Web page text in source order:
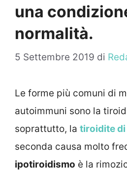
una
normalità.
5 Settembre 2019 di
Le forme più comuni di
autoimmuni sono la
soprattutto, la tiroidite
seconda causa molto
ipotiroidismo è la